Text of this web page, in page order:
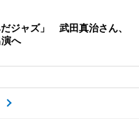
ジャズ」 武田真治さん、
へ